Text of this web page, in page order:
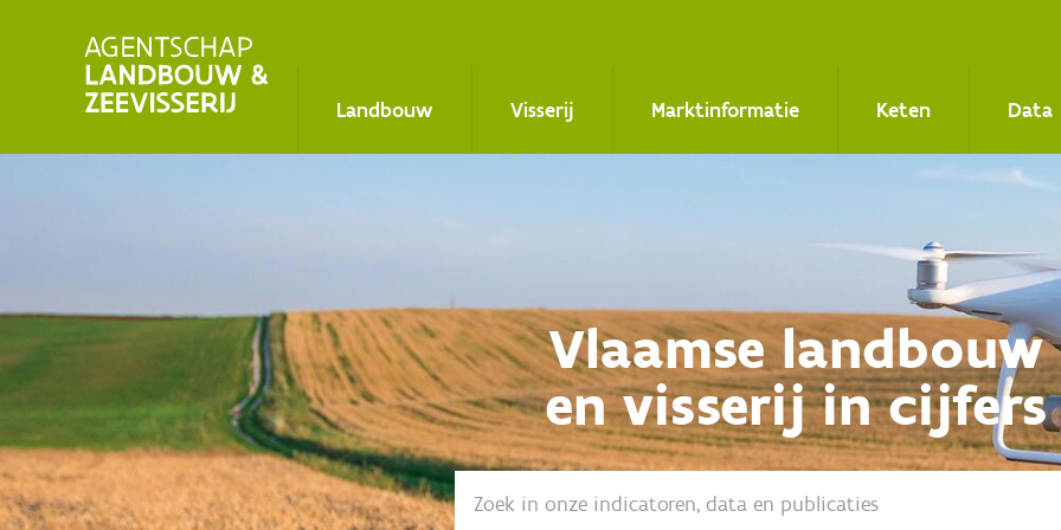
Main
navigation
Landbouw Visserij Marktinformatie Keten Data
Vlaamse landbouw
en visserij in cijfers
ken